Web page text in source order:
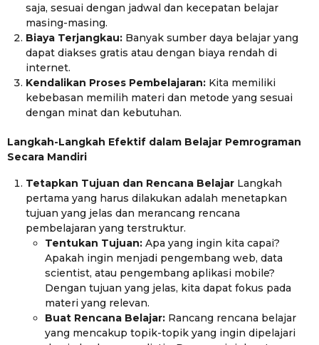
saja, sesuai dengan jadwal dan kecepatan belajar
masing-masing.
Biaya Terjangkau: Banyak sumber daya belajar yang
dapat diakses gratis atau dengan biaya rendah di
internet.
Kendalikan Proses Pembelajaran: Kita memiliki
kebebasan memilih materi dan metode yang sesuai
dengan minat dan kebutuhan.
Langkah-Langkah Efektif dalam Belajar Pemrograman
Secara Mandiri
Tetapkan Tujuan dan Rencana Belajar Langkah
pertama yang harus dilakukan adalah menetapkan
tujuan yang jelas dan merancang rencana
pembelajaran yang terstruktur.
Tentukan Tujuan:Apa yang ingin kita capai?
Apakah ingin menjadi pengembang web, data
scientist, atau pengembang aplikasi mobile?
Dengan tujuan yang jelas, kita dapat fokus pada
materi yang relevan.
Buat Rencana Belajar:Rancang rencana belajar
yang mencakup topik-topik yang ingin dipelajari